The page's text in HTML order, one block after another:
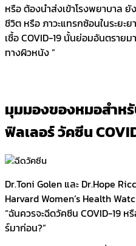
หรือ ต้องนำส่งเข้าโรงพยาบาล
ชีวิต หรือ ภาวะแทรกซ้อนในระยะ
เชื้อ COVID-19 นั้นย่อมอันตราย
ทางผิวหนัง ”
มุมมองของหมอสำห
ฟิลเลอร์ วัคซีน
Dr.Toni Golen และ Dr.Hope
Harvard Women’s Health
“ฉันควรจะฉีดวัคซีน COVID-19
ร์มาก่อน?”